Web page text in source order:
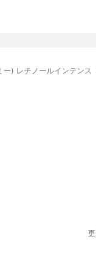
ー) レチノールインテンス